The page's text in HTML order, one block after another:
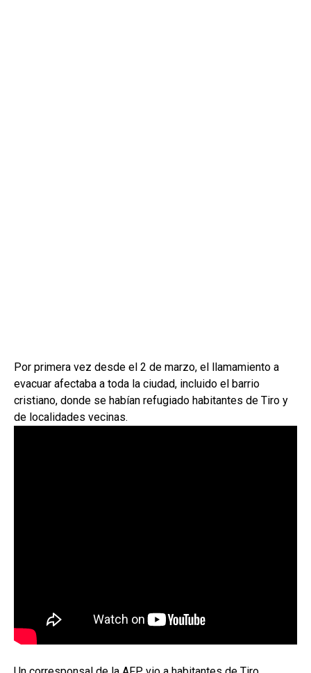
Por primera vez desde el 2 de marzo, el llamamiento a
evacuar afectaba a toda la ciudad, incluido el barrio
cristiano, donde se habían refugiado habitantes de Tiro y
de localidades vecinas.